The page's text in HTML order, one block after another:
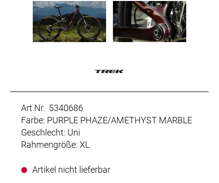
Art.Nr. 5340686
Farbe: PURPLE PHAZE/AMETHYST MARBLE
Geschlecht: Uni
Rahmengröße: XL
Artikel nicht lieferbar